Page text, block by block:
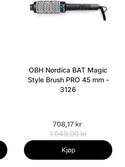
OBH Nordica BAT Magic
Style Brush PRO 45 mm -
3126
708,17 kr
1.049,00 kr
Kjøp